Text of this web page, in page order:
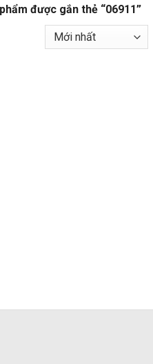
được gắn thẻ “06911”